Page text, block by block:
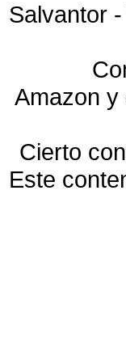
Salvantor
Amazon y
Cierto
Este